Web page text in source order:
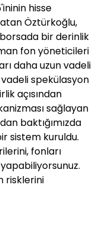
hisse
Öztürkoğlu,
bir derinlik
fon yöneticileri
daha uzun vadeli
spekülasyon
açısından
sağlayan
baktığımızda
sistem kuruldu.
fonları
risklerini